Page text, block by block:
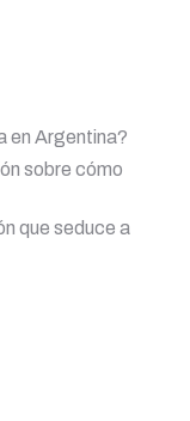
en Argentina?
sobre cómo
que seduce a